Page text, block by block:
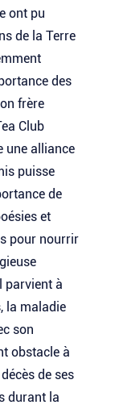
ont pu
de la Terre
des
frère
Club
une alliance
puisse
de
et
pour nourrir
parvient à
la maladie
son
obstacle à
de ses
durant la